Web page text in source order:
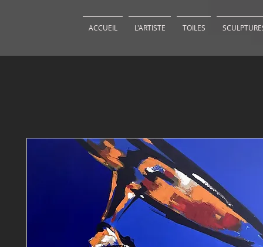
ACCUEIL L'ARTISTE TOILES